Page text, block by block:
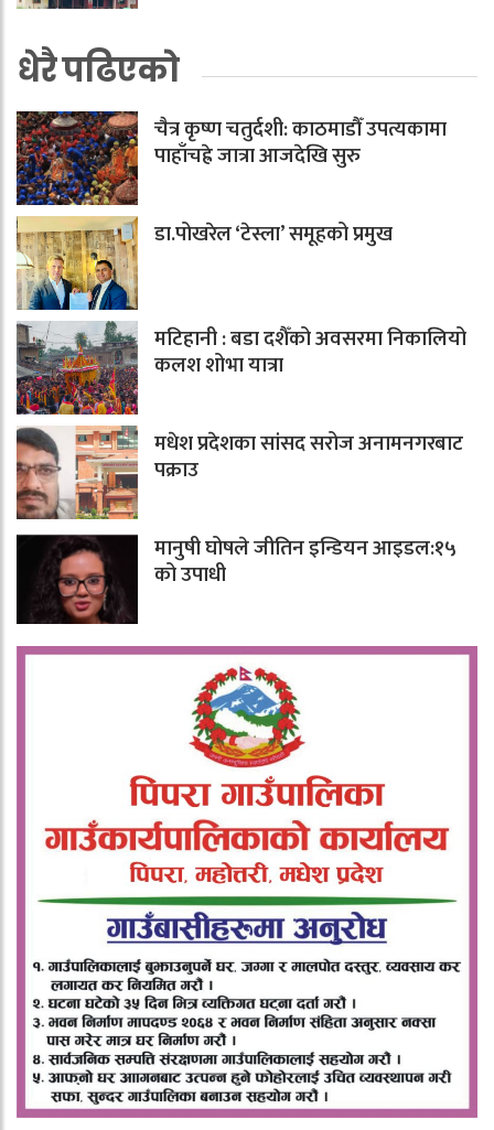
धेरै पढिएको
चैत्र कृष्ण चतुर्दशी: काठमाडौँ उपत्यकामा
पाहाँचह्रे जात्रा आजदेखि सुरु
डा.पोखरेल ‘टेस्ला’ समूहको प्रमुख
मटिहानी : बडा दशैँको अवसरमा निकालियो
कलश शोभा यात्रा
मधेश प्रदेशका सांसद सरोज अनामनगरबाट
पक्राउ
मानुषी घोषले जीतिन इन्डियन आइडल:१५
को उपाधी